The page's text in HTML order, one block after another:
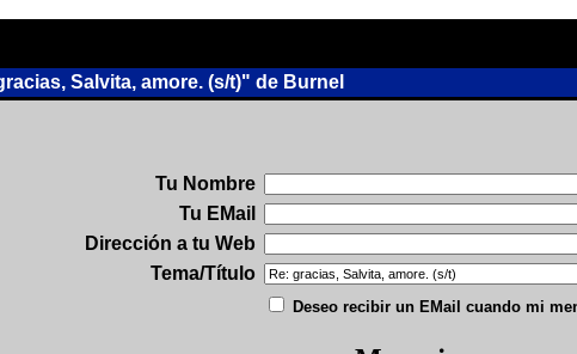
Salvita, amore. (s/t)" de Burnel
Tu Nombre
Tu EMail
Dirección a tu Web
Tema/Título
Deseo recibir un EMail cuando mi